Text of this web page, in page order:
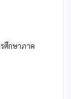
ศึกษาภาค